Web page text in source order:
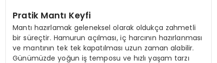
Pratik Mantı Keyfi
Mantı hazırlamak geleneksel olarak oldukça zahmetli
bir süreçtir. Hamurun açılması, iç harcının hazırlanması
ve mantının tek tek kapatılması uzun zaman alabilir.
Günümüzde yoğun iş temposu ve hızlı yaşam tarzı